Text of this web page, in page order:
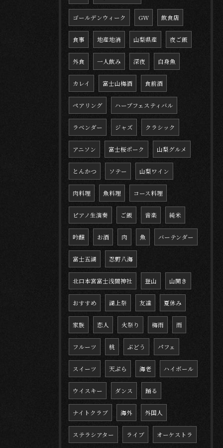
ゴールデンウィーク GW 飲食店
食事 地産地消 山梨県産 夜ご飯
外食 一人飲み 深夜 白身魚
カレイ 富士山梅酒 食前酒
ペアリング ハーブフェスティバル
ラベンダー ジャズ クラシック
アニソン 富士桜ポーク 山梨グルメ
とんかつ ソテー 山梨ワイン
肉料理 魚料理 コース料理
ピアノ生演奏 ご飯 音楽 純米
吟醸 お酒 肉 魚 バーテンダー
富士五湖 忍野八海
北口本宮富士浅間神社 登山 山開き
おすすめ 湖上祭 友達 夏休み
家族 恋人 火祭り 梅雨 雨
フルーツ 桃 ぶどう パフェ
スイーツ 天ぷら 海老 ハイボール
ウイスキー ダンス 踊る
ナイトクラブ 海外 外国人
ステラシアター ライブ オーケストラ